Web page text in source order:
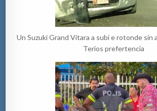
Un Suzuki Grand Vitara a subi e rotonde sin
Terios prefertencia